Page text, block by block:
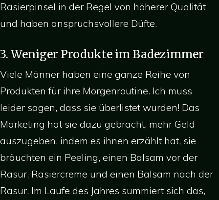
Rasierpinsel in der Regel von höherer Qualität
und haben anspruchsvollere Düfte.
3. Weniger Produkte im Badezimmer
Viele Männer haben eine ganze Reihe von
Produkten für ihre Morgenroutine. Ich muss
leider sagen, dass sie überlistet wurden! Das
Marketing hat sie dazu gebracht, mehr Geld
auszugeben, indem es ihnen erzählt hat, sie
bräuchten ein Peeling, einen Balsam vor der
Rasur, Rasiercreme und einen Balsam nach der
Rasur. Im Laufe des Jahres summiert sich das,